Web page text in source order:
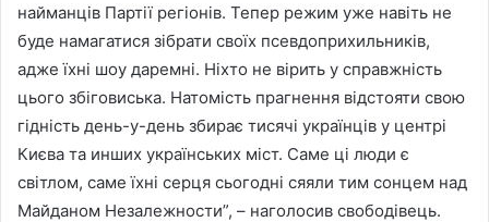
найманців Партії регіонів. Тепер режим уже навіть не
буде намагатися зібрати своїх псевдоприхильників,
адже їхні шоу даремні. Ніхто не вірить у справжність
цього збіговиська. Натомість прагнення відстояти свою
гідність день-у-день збирає тисячі українців у центрі
Києва та инших українських міст. Саме ці люди є
світлом, саме їхні серця сьогодні сяяли тим сонцем над
Майданом Незалежности”, – наголосив свободівець.